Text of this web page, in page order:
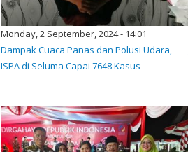
Monday, 2 September, 2024 - 14:01
Dampak Cuaca Panas dan Polusi Udara,
ISPA di Seluma Capai 7648 Kasus